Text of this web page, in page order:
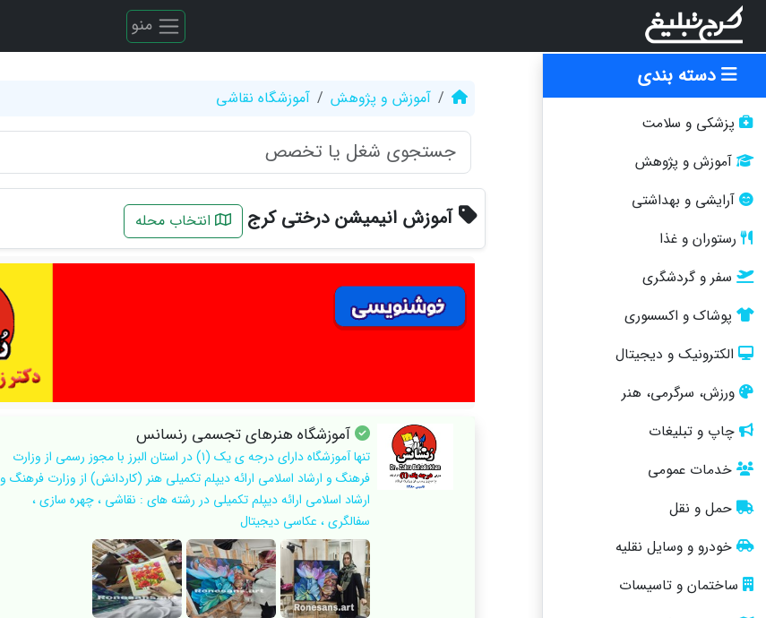
منو
دسته بندی
پزشکی و سلامت
آموزش و پژوهش
آرایشی و بهداشتی
رستوران و غذا
سفر و گردشگری
پوشاک و اکسسوری
الکترونیک و دیجیتال
ورزش، سرگرمی، هنر
چاپ و تبلیغات
خدمات عمومی
حمل و نقل
خودرو و وسایل نقلیه
ساختمان و تاسیسات
آموزش و پژوهش آموزشگاه نقاشی
آموزش انیمیشن درختی کرج انتخاب محله
آموزشگاه هنرهای تجسمی رنسانس
تنها آموزشگاه دارای درجه ی یک (۱) در استان البرز با مجوز رسمی از وزارت
فرهنگ و ارشاد اسلامی ارائه دیپلم تکمیلی هنر (کاردانش) از وزارت فرهنگ و
ارشاد اسلامی ارائه دیپلم تکمیلی در رشته های : نقاشی ، چهره سازی ،
سفالگری ، عکاسی دیجیتال